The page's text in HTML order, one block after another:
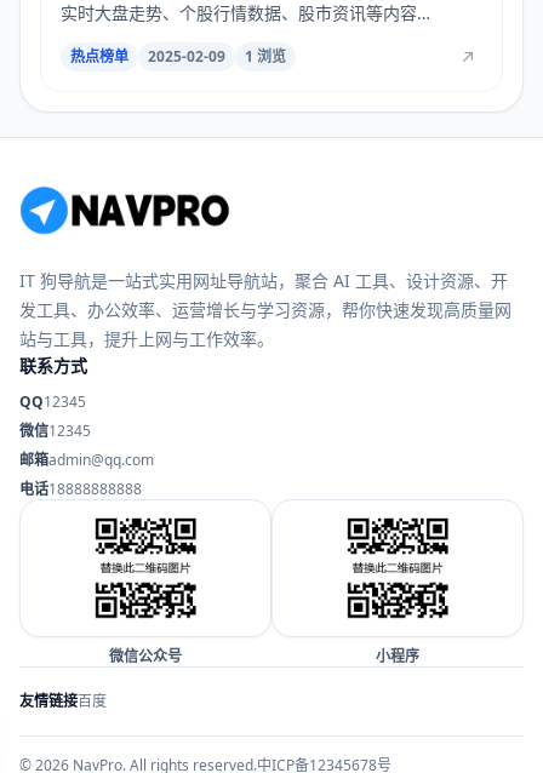
实时大盘走势、个股行情数据、股市资讯等内容，
数...
热点榜单 2025-02-09 1 浏览
IT 狗导航是一站式实用网址导航站，聚合 AI 工具、设计资源、开
发工具、办公效率、运营增长与学习资源，帮你快速发现高质量网
站与工具，提升上网与工作效率。
联系方式
QQ12345
微信12345
邮箱admin@qq.com
电话18888888888
微信公众号 小程序
友情链接百度
© 2026 NavPro. All rights reserved.中ICP备12345678号